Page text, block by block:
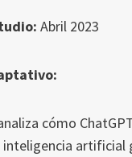
Abril 2023
cómo
artificial